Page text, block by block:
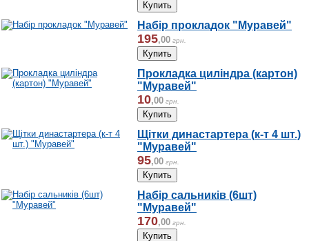
Набір прокладок "Муравей"
195,00 грн.
Прокладка циліндра (картон)
"Муравей"
10,00 грн.
Щітки династартера (к-т 4 шт.)
"Муравей"
95,00 грн.
Набір сальників (6шт)
"Муравей"
170,00 грн.